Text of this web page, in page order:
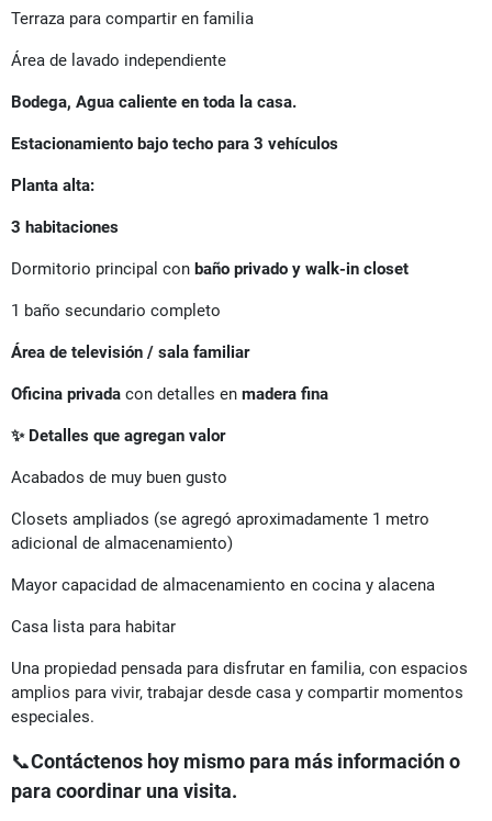
Terraza para compartir en familia
Área de lavado independiente
Bodega, Agua caliente en toda la casa.
Estacionamiento bajo techo para 3 vehículos
Planta alta:
3 habitaciones
Dormitorio principal con baño privado y walk-in closet
1 baño secundario completo
Área de televisión / sala familiar
Oficina privada con detalles en madera fina
✨Detalles que agregan valor
Acabados de muy buen gusto
Closets ampliados (se agregó aproximadamente 1 metro
adicional de almacenamiento)
Mayor capacidad de almacenamiento en cocina y alacena
Casa lista para habitar
Una propiedad pensada para disfrutar en familia, con espacios
amplios para vivir, trabajar desde casa y compartir momentos
especiales.
📞Contáctenos hoy mismo para más información o
para coordinar una visita.